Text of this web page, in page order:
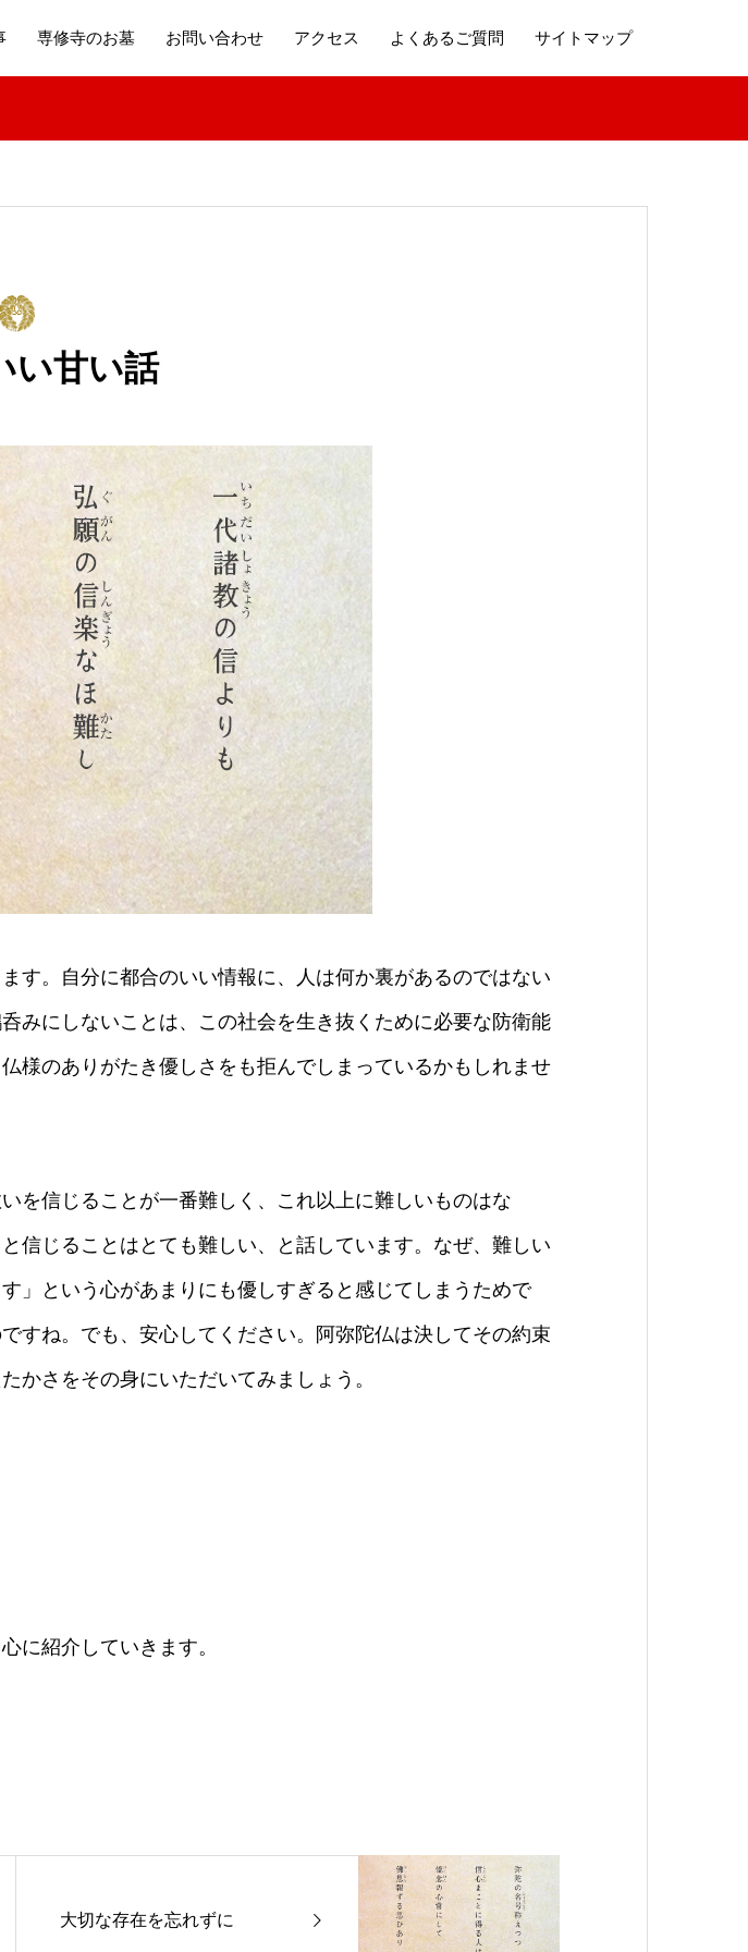
専修寺のお墓 お問い合わせ アクセス よくあるご質問 サイトマップ
い甘い話
す。自分に都合のいい情報に、人は何か裏があるのではない
みにしないことは、この社会を生き抜くために必要な防衛能
様のありがたき優しさをも拒んでしまっているかもしれませ
を信じることが一番難しく、これ以上に難しいものはな
信じることはとても難しい、と話しています。なぜ、難しい
」という心があまりにも優しすぎると感じてしまうためで
すね。でも、安心してください。阿弥陀仏は決してその約束
かさをその身にいただいてみましょう。
に紹介していきます。
大切な存在を忘れずに